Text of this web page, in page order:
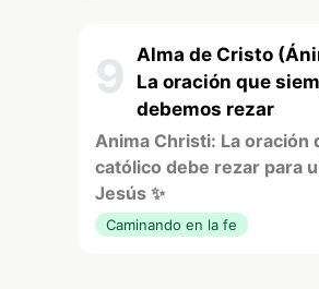
9
Alma de Cristo
La oración que
debemos rezar
Anima Christi: La oración
católico debe rezar para
Jesús ✨
Caminando en la fe